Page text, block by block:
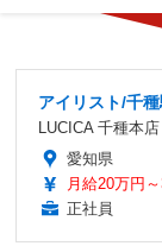
アイリスト/千
LUCICA 千種本店
愛知県
月給20万円
正社員